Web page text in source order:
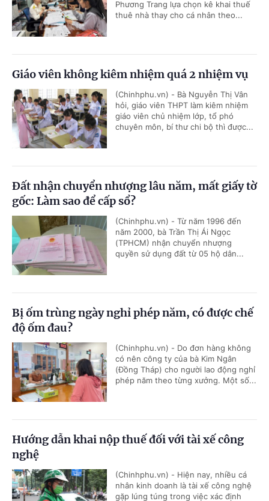
Phương Trang lựa chọn kê khai thuế
thuê nhà thay cho cá nhân theo...
Giáo viên không kiêm nhiệm quá 2 nhiệm vụ
(Chinhphu.vn) - Bà Nguyễn Thị Vân
hỏi, giáo viên THPT làm kiêm nhiệm
giáo viên chủ nhiệm lớp, tổ phó
chuyên môn, bí thư chi bộ thì được...
Đất nhận chuyển nhượng lâu năm, mất giấy tờ
gốc: Làm sao để cấp sổ?
(Chinhphu.vn) - Từ năm 1996 đến
năm 2000, bà Trần Thị Ái Ngọc
(TPHCM) nhận chuyển nhượng
quyền sử dụng đất từ 05 hộ dân...
Bị ốm trùng ngày nghỉ phép năm, có được chế
độ ốm đau?
(Chinhphu.vn) - Do đơn hàng không
có nên công ty của bà Kim Ngân
(Đồng Tháp) cho người lao động nghỉ
phép năm theo từng xưởng. Một số...
Hướng dẫn khai nộp thuế đối với tài xế công
nghệ
(Chinhphu.vn) - Hiện nay, nhiều cá
nhân kinh doanh là tài xế công nghệ
gặp lúng túng trong việc xác định